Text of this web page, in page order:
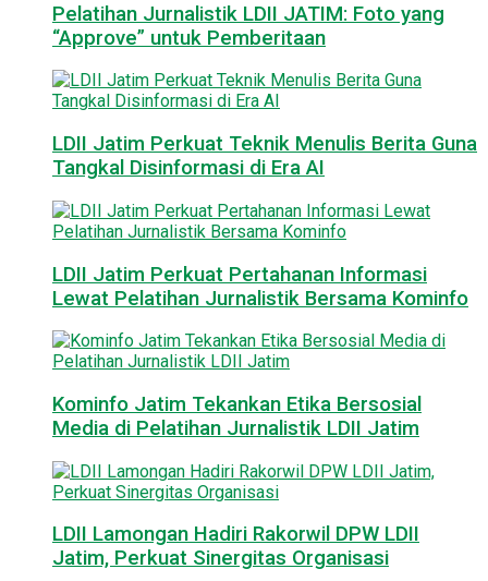
Pelatihan Jurnalistik LDII JATIM: Foto yang
“Approve” untuk Pemberitaan
LDII Jatim Perkuat Teknik Menulis Berita Guna
Tangkal Disinformasi di Era AI
LDII Jatim Perkuat Pertahanan Informasi
Lewat Pelatihan Jurnalistik Bersama Kominfo
Kominfo Jatim Tekankan Etika Bersosial
Media di Pelatihan Jurnalistik LDII Jatim
LDII Lamongan Hadiri Rakorwil DPW LDII
Jatim, Perkuat Sinergitas Organisasi